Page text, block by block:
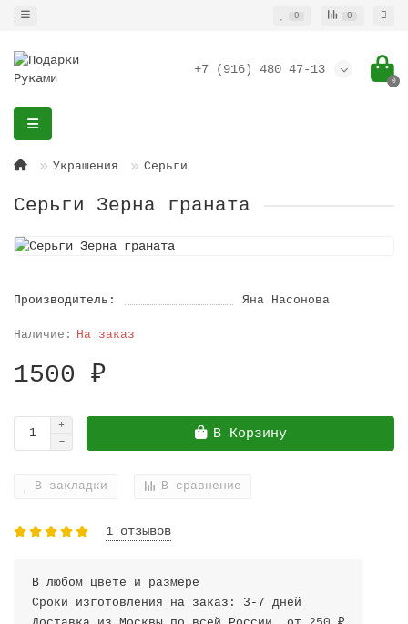
0 0
+7 (916) 480 47-13
0
Украшения Серьги
Серьги Зерна граната
Производитель: Яна Насонова
На заказ
1500 ₽
В Корзину
В закладки В сравнение
1 отзывов
В любом цвете и размере
Сроки изготовления на заказ: 3-7 дней